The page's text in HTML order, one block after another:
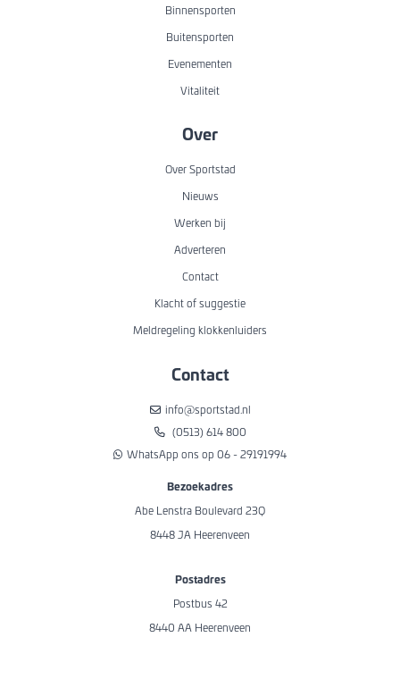
Binnensporten
Buitensporten
Evenementen
Vitaliteit
Over
Over Sportstad
Nieuws
Werken bij
Adverteren
Contact
Klacht of suggestie
Meldregeling klokkenluiders
Contact
info@sportstad.nl
(0513) 614 800
WhatsApp ons op 06 - 29191994
Bezoekadres
Abe Lenstra Boulevard 23Q
8448 JA Heerenveen
Postadres
Postbus 42
8440 AA Heerenveen